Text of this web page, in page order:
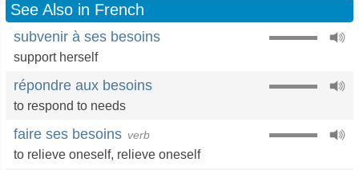
See Also in French
subvenir à ses besoins
support herself
répondre aux besoins
to respond to needs
faire ses besoins verb
to relieve oneself, relieve oneself